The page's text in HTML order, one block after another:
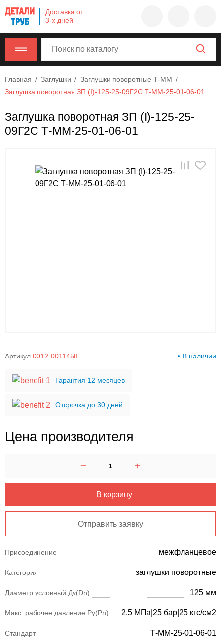
Доставка от
3-х дней
Главная Заглушки
Заглушки поворотные Т-ММ
Заглушка поворотная ЗП (I)-125-25-09Г2С Т-ММ-25-01-06-01
Заглушка поворотная ЗП (I)-125-25-
09Г2С Т-ММ-25-01-06-01
Артикул 0012-0011458 В наличии
Гарантия 12 месяцев
Отсрочка до 30 дней
Цена производителя
В корзину
Отправить заявку
Присоединение межфланцевое
Категория заглушки поворотные
Диаметр условный Ду(Dn) 125 мм
Макс. рабочее давление Ру(Pn) 2,5 МПа|25 бар|25 кгс/см2
Стандарт Т-ММ-25-01-06-01
Company
name
620000,
Москва,
ул.
Калужская,
info@example.com